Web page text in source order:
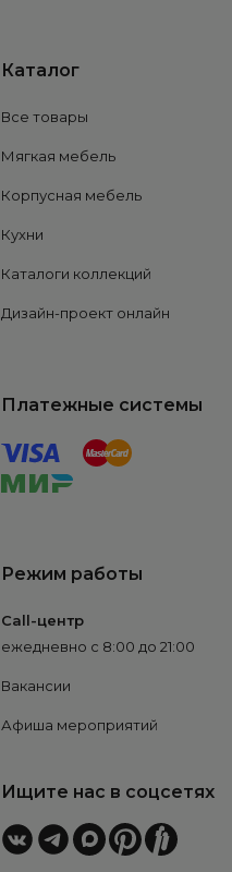
Каталог
Все товары
Мягкая мебель
Корпусная мебель
Кухни
Каталоги коллекций
Дизайн-проект онлайн
Платежные системы
Режим работы
Call-центр
ежедневно с 8:00 до 21:00
Вакансии
Афиша мероприятий
Ищите нас в соцсетях